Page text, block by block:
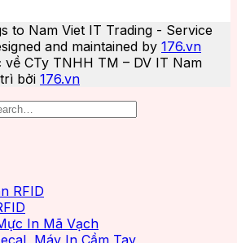
to Nam Viet IT Trading - Service
and maintained by 176.vn
CTy TNHH TM – DV IT Nam
bởi 176.vn
RFID
In Mã Vạch
Máy In Cầm Tay